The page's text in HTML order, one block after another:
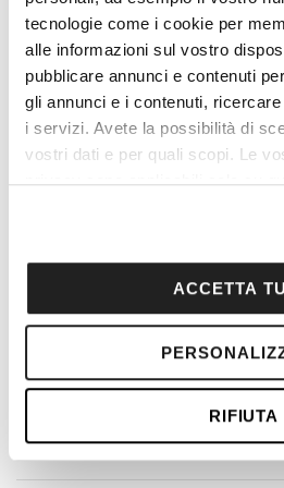
tecnologie come i cookie per
alle informazioni sul vostro
pubblicare annunci e contenuti
gli annunci e i contenuti,
i servizi. Avete la possibilità di
vostri dati e per quali scopi. Le
privacy sono applicabili solo su
modificare o revocare il proprio
momento dalla Dichiarazione sui
sull'icona di attivazione della
raccogliere informazioni
geografica, con
Identificare il tuo
ACCETTA
RIFIUTA